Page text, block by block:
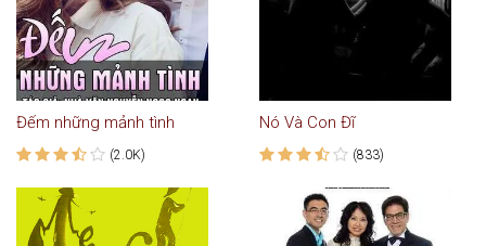
Đếm những mảnh tình
(2.0K)
Nó Và Con Đĩ
(833)